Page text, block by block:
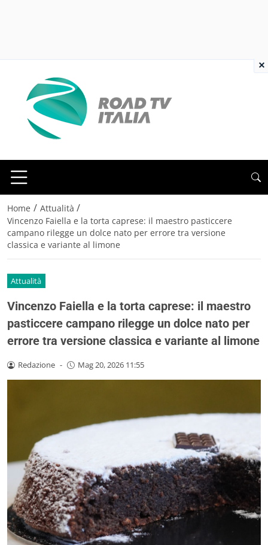
Home / Attualità /
Vincenzo Faiella e la torta caprese: il maestro pasticcere
campano rilegge un dolce nato per errore tra versione
classica e variante al limone
Attualità
Vincenzo Faiella e la torta caprese: il maestro
pasticcere campano rilegge un dolce nato per
errore tra versione classica e variante al limone
Redazione - Mag 20, 2026 11:55
×